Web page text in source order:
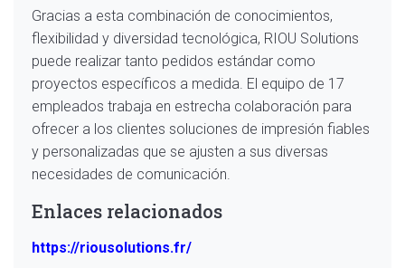
Gracias a esta combinación de conocimientos,
flexibilidad y diversidad tecnológica, RIOU Solutions
puede realizar tanto pedidos estándar como
proyectos específicos a medida. El equipo de 17
empleados trabaja en estrecha colaboración para
ofrecer a los clientes soluciones de impresión fiables
y personalizadas que se ajusten a sus diversas
necesidades de comunicación.
Enlaces relacionados
https://riousolutions.fr/